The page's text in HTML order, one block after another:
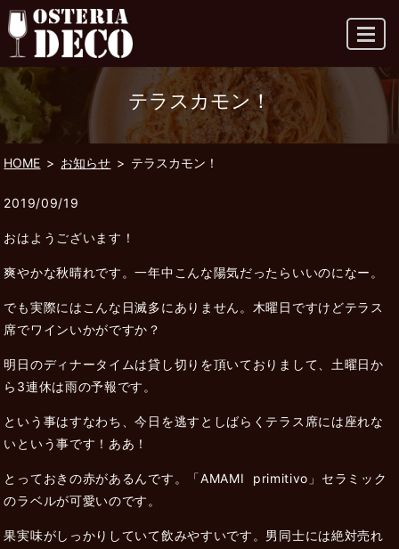
MENU
テラスカモン！
HOME お知らせ テラスカモン！
2019/09/19
おはようございます！
爽やかな秋晴れです。一年中こんな陽気だったらいいのになー。
でも実際にはこんな日滅多にありません。木曜日ですけどテラス
席でワインいかがですか？
明日のディナータイムは貸し切りを頂いておりまして、土曜日か
ら3連休は雨の予報です。
という事はすなわち、今日を逃すとしばらくテラス席には座れな
いという事です！ああ！
とっておきの赤があるんです。「AMAMI primitivo」セラミック
のラベルが可愛いのです。
果実味がしっかりしていて飲みやすいです。男同士には絶対売れ